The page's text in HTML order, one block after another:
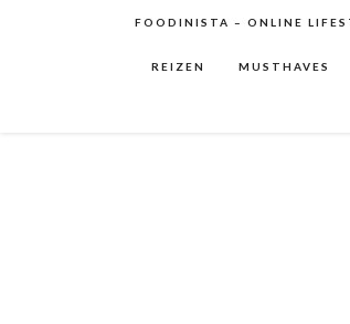
FOODINISTA – ONLINE
REIZEN MUSTHAVES